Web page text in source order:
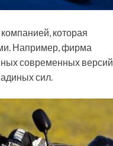
которая
Например, фирма
современных версий
сил.